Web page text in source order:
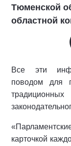
Тюменской
областной
Все эти
поводом для
карточкой